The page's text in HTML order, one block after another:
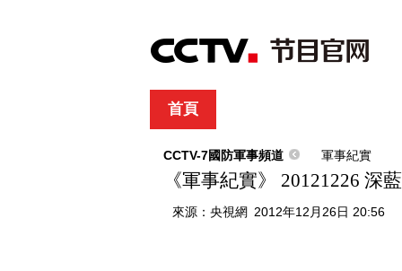
首頁
綜合 新聞 財經 綜藝 中文國際
CCTV-7國防軍事頻道 軍事紀實
《軍事紀實》 20121226 深
來源： 央視網 2012年12月26日 20:56